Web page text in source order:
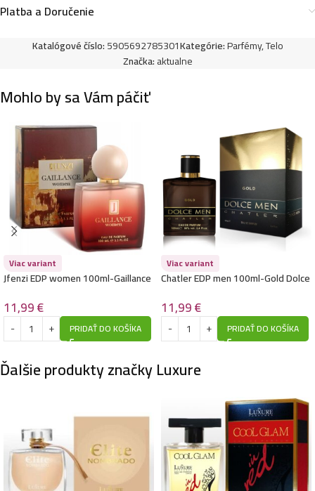
Luxure EDP women 100ml-Yes I want you – (Giorgio
Armani – You) – P1018
Luxure EDP women 100ml-Elite Nombrado – (Chloé –
Nomade) – P1031
10,99€
Luxure EDP women 100ml-Annie Excellent – (Thierry
Mugler – Angel Elixir) – P1023
10,99
Luxure EDP women 100ml-Entirety Relaxation –
(Calvin Klein – Eternity Reflections) – P1032
Luxure EDP women 100ml-Like me – (Giorgio Armani
– My Way) – P1015
10,99€
Platba a Doručenie
Katalógové číslo:5905692785301Kategórie:Parfémy,Telo
Značka:aktualne
Mohlo by sa Vám páčiť
Viac variant
Jfenzi EDP women 100ml-Gaillance
11,99€
PRIDAŤ DO KOŠÍKA
Viac variant
Chatler EDP men 100ml-Gold Dolce
One)
11,99€
PRIDAŤ DO KOŠÍKA
Ďalšie produkty značky Luxure